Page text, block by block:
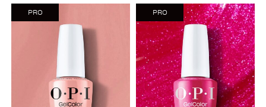
PRO PRO